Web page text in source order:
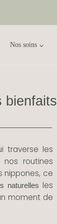
Nos soins
bienfaits
traverse les
nos routines
nippones, ce
naturelles les
moment de